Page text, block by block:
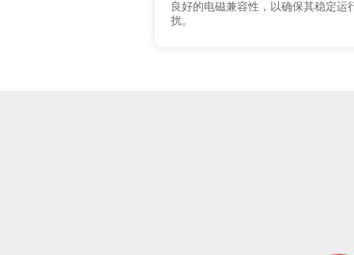
良好的电磁兼容性，以确保其稳定运
扰。